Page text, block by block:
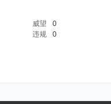
威望
0
违规
0